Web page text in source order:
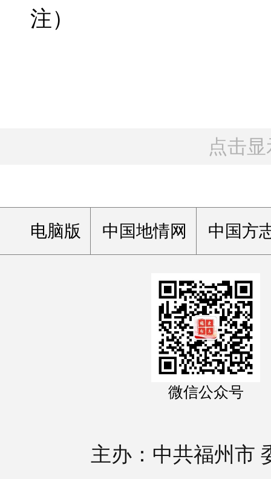
注）
点击
电脑版 中国地情网 中国方
微信公众号
主办：中共福州市